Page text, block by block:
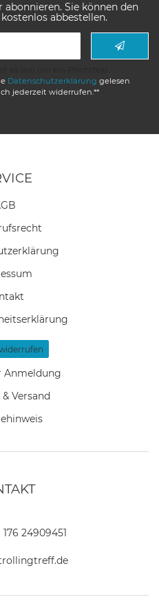
Sie können den
abbestellen.
Daten­schutz­erklärung gelesen
jederzeit widerrufen.**
Anmeldung
Versand
176 24909451